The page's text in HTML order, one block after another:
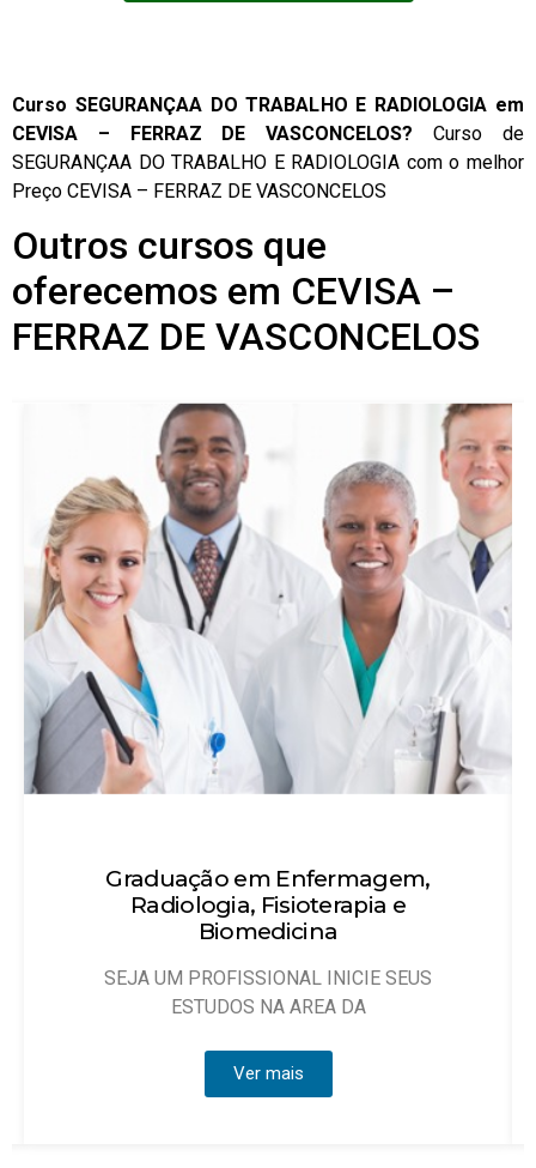
Curso SEGURANÇAA DO TRABALHO E RADIOLOGIA em
CEVISA – FERRAZ DE VASCONCELOS?Curso de
SEGURANÇAA DO TRABALHO E RADIOLOGIA com o melhor
Preço CEVISA – FERRAZ DE VASCONCELOS
Outros cursos que
oferecemos em CEVISA –
FERRAZ DE VASCONCELOS
Técnico em Enfermagem
Objetivo: Habilitar técnicos de enfermagem
Ver mais